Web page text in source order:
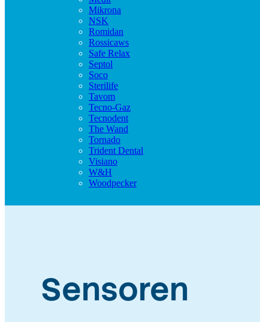
Mikrona
NSK
Romidan
Rossicaws
Safe Relax
Septol
Soco
Sterilife
Tavom
Tecno-Gaz
Tecnodent
The Wand
Tornado
Trident Dental
Visiano
W&H
Woodpecker
Sensoren